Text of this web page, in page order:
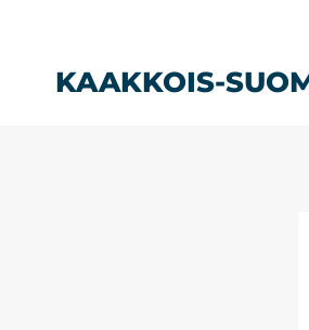
KAAKKOIS-